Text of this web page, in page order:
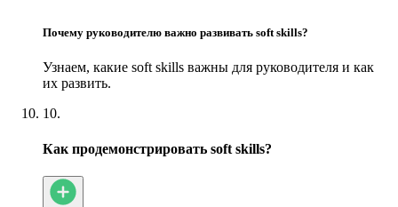
Почему руководителю важно развивать soft skills?
Узнаем, какие soft skills важны для руководителя и как
их развить.
10.
Как продемонстрировать soft skills?